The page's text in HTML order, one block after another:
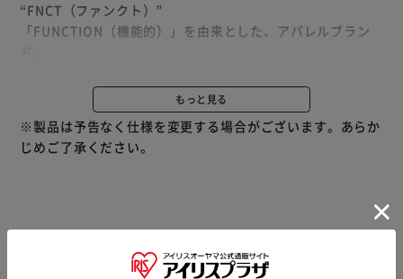
“FNCT（ファンクト）”
「FUNCTION（機能的）」を由来とした、アパレルブラン
【防融素材】
火の粉が落ちてきても溶けにくく燃え広がりにくい防融生
また防融素材でも生地は薄手で軽く、動きやすいため作業時
もっと見る
※製品は予告なく仕様を変更する場合がございます。あらか
じめご了承ください。